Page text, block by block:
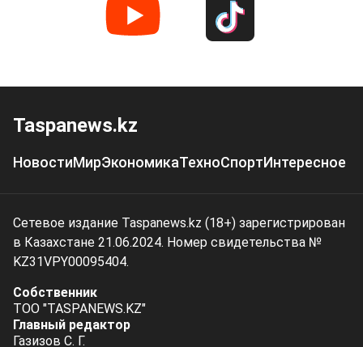
Taspanews.kz
НовостиМирЭкономикаТехноСпортИнтересное
Сетевое издание Taspanews.kz (18+) зарегистрирован
в Казахстане 21.06.2024. Номер свидетельства №
KZ31VPY00095404.
Собственник
ТОО "TASPANEWS.KZ"
Главный редактор
Газизов С. Г.